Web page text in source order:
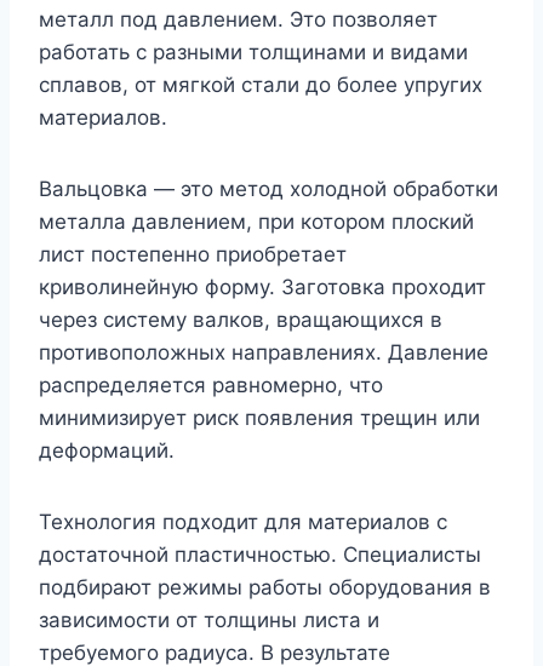
металл под давлением. Это позволяет
работать с разными толщинами и видами
сплавов, от мягкой стали до более упругих
материалов.
Вальцовка — это метод холодной обработки
металла давлением, при котором плоский
лист постепенно приобретает
криволинейную форму. Заготовка проходит
через систему валков, вращающихся в
противоположных направлениях. Давление
распределяется равномерно, что
минимизирует риск появления трещин или
деформаций.
Технология подходит для материалов с
достаточной пластичностью. Специалисты
подбирают режимы работы оборудования в
зависимости от толщины листа и
требуемого радиуса. В результате